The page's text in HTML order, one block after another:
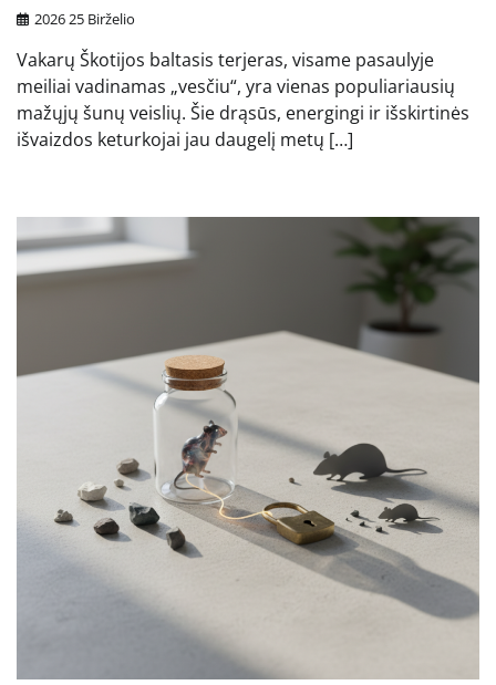
2026 25 Birželio
Vakarų Škotijos baltasis terjeras, visame pasaulyje
meiliai vadinamas „vesčiu“, yra vienas populiariausių
mažųjų šunų veislių. Šie drąsūs, energingi ir išskirtinės
išvaizdos keturkojai jau daugelį metų […]